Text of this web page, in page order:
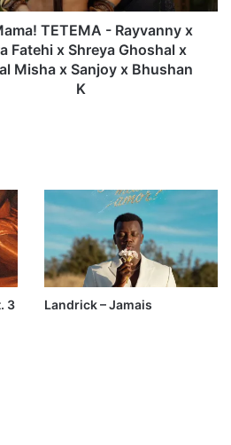
TETEMA - Rayvanny x
Fatehi x Shreya Ghoshal x
Misha x Sanjoy x Bhushan
K
3
Landrick – Jamais